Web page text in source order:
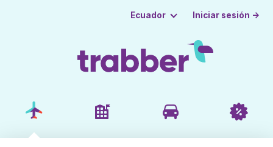
Ecuador Iniciar sesión →